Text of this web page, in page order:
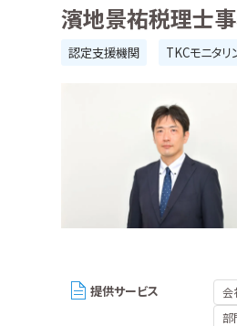
濱地景祐税理士
認定支援機関 TKCモニタ
提供サービス 会
部